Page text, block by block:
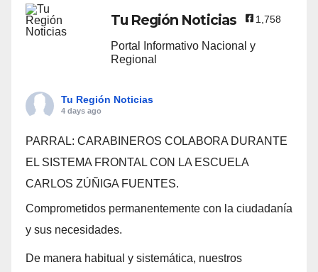
Tu Región Noticias 1,758
Portal Informativo Nacional y
Regional
Tu Región Noticias
4 days ago
PARRAL: CARABINEROS COLABORA DURANTE
EL SISTEMA FRONTAL CON LA ESCUELA
CARLOS ZÚÑIGA FUENTES.
Comprometidos permanentemente con la ciudadanía
y sus necesidades.
De manera habitual y sistemática, nuestros